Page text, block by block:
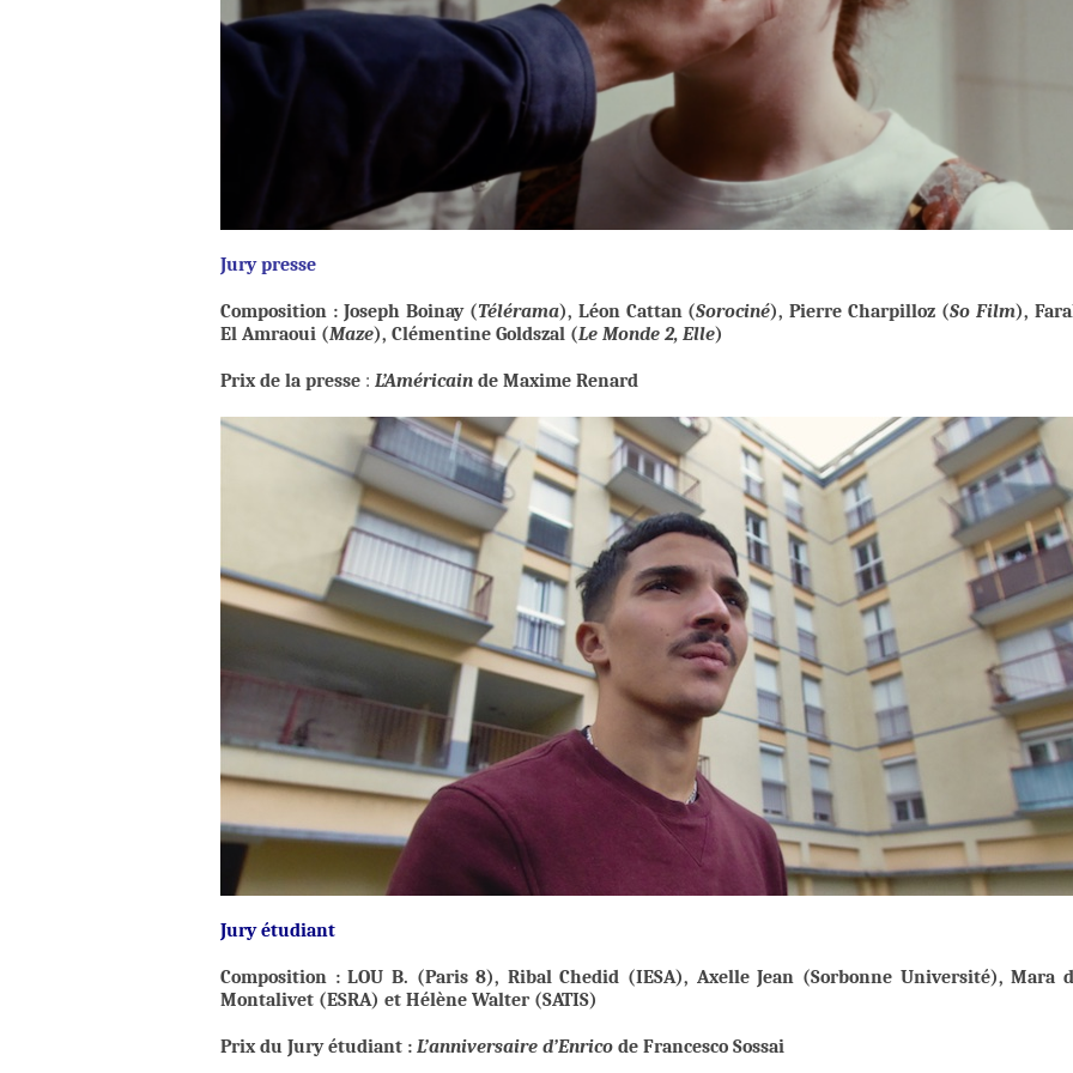
Jury presse
Composition : Joseph Boinay (Télérama), Léon Cattan (Sorociné), Pierre Charpilloz (So Film),
El Amraoui (Maze), Clémentine Goldszal (Le Monde 2, Elle)
Prix de la presse : L’Américain de Maxime Renard
Jury étudiant
Composition : LOU B. (Paris 8), Ribal Chedid (IESA), Axelle Jean (Sorbonne Université), Mara
Montalivet (ESRA) et Hélène Walter (SATIS)
Prix du Jury étudiant : L’anniversaire d’Enrico de Francesco Sossai